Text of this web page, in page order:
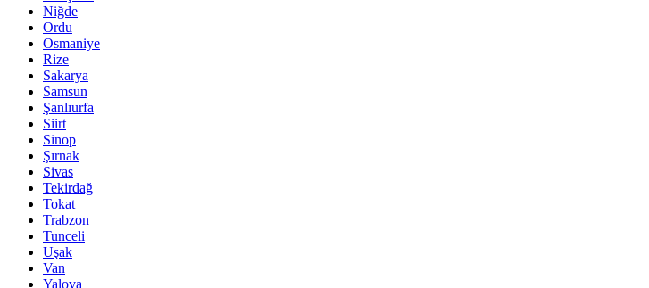
Niğde
Ordu
Osmaniye
Rize
Sakarya
Samsun
Şanlıurfa
Siirt
Sinop
Şırnak
Sivas
Tekirdağ
Tokat
Trabzon
Tunceli
Uşak
Van
Yalova